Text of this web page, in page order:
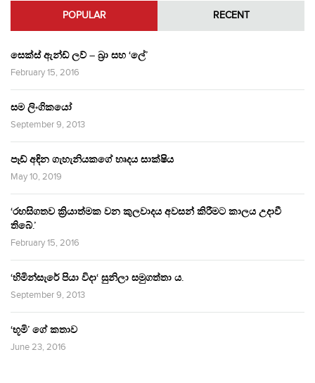
POPULAR RECENT
සෙක්ස් ඇන්ඩ් ලව් – බ්‍රා සහ ‘ලේ’
February 15, 2016
සම ලිංගිකයෝ
September 9, 2013
පෑඩ් අඳින ගැහැනියකගේ හෘදය සාක්ෂිය
May 10, 2019
‘රහසිගතව ක්‍රියාත්මක වන කුලවාදය අවසන් කිරීමට කාලය උදාවී
තිබේ.’
February 15, 2016
‘හිමින්සැරේ පියා විදා‘ සුනිලා සමුගත්තා ය.
September 9, 2013
‘භූමි’ ගේ කතාව
June 23, 2016